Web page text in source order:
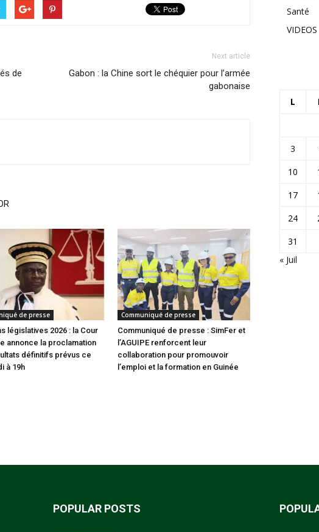
de
Next article
Gabon : la Chine sort le chéquier pour l’armée
gabonaise
de presse
législatives 2026 : la Cour
annonce la proclamation
définitifs prévus ce
à 19h
Communiqué de presse
Communiqué de presse : SimFer et
l’AGUIPE renforcent leur
collaboration pour promouvoir
l’emploi et la formation en Guinée
Santé
VIDEOS
L
3
10
17
24
31
« Juil
POPULAR POSTS